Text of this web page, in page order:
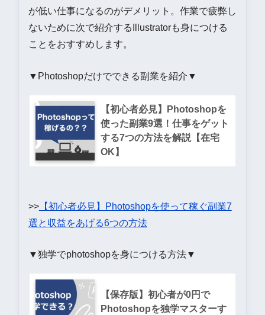
が低い仕事になるのがデメリット。作業で疲弊し
ないために次で紹介するIllustratorも身につける
ことをおすすめします。
▼Photoshopだけでできる副業を紹介▼
【初心者必見】Photoshopを
使った副業9選！仕事をゲット
する7つの方法を解説【在宅
OK】
>>【初心者必見】Photoshopを使って稼ぐ副業7
選と収益をあげる6つの方法
▼独学でphotoshopを身につける方法▼
【保存版】初心者が0円で
Photoshopを独学マスターす